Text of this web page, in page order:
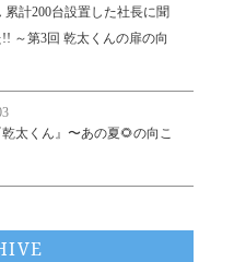
累計200台設置した社長に聞
～第3回 乾太くんの扉の向
太くん』〜あの夏🌻の向こ